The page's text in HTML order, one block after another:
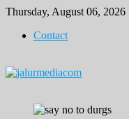
Skip
content
Thursday, August 06, 2026
Contact